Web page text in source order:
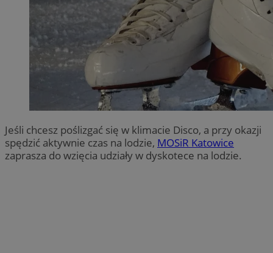
Jeśli chcesz poślizgać się w klimacie Disco, a przy okazji
spędzić aktywnie czas na lodzie, MOSiR Katowice
zaprasza do wzięcia udziały w dyskotece na lodzie.